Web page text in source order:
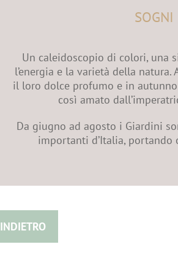
Un caleidoscopio di colori,
l’energia e la varietà della
il loro dolce profumo e in autunno
così amato
Da giugno ad agosto i Giardini
importanti d’Italia,
INDIETRO